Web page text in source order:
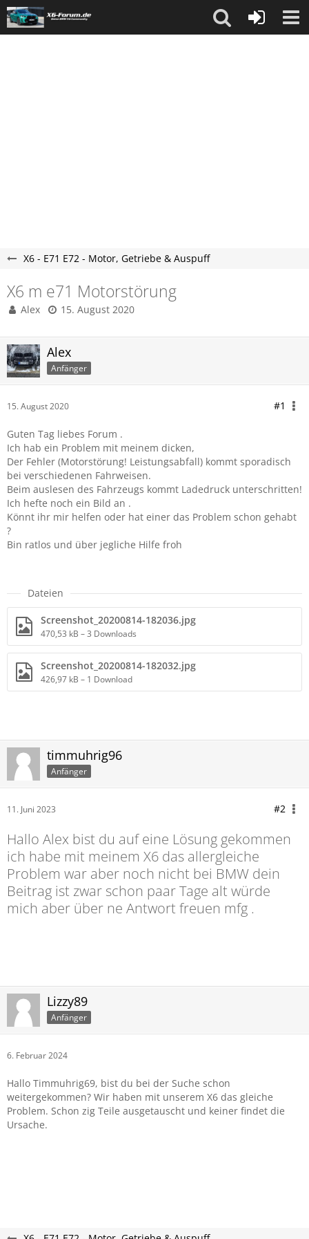
X6 - E71 E72 - Motor, Getriebe & Auspuff
X6 m e71 Motorstörung
Alex 15. August 2020
Alex
Anfänger
15. August 2020 #1
Guten Tag liebes Forum .
Ich hab ein Problem mit meinem dicken,
Der Fehler (Motorstörung! Leistungsabfall) kommt sporadisch
bei verschiedenen Fahrweisen.
Beim auslesen des Fahrzeugs kommt Ladedruck unterschritten!
Ich hefte noch ein Bild an .
Könnt ihr mir helfen oder hat einer das Problem schon gehabt
?
Bin ratlos und über jegliche Hilfe froh
Dateien
Screenshot_20200814-182036.jpg
470,53 kB – 3 Downloads
Screenshot_20200814-182032.jpg
426,97 kB – 1 Download
timmuhrig96
Anfänger
11. Juni 2023 #2
Hallo Alex bist du auf eine Lösung gekommen
ich habe mit meinem X6 das allergleiche
Problem war aber noch nicht bei BMW dein
Beitrag ist zwar schon paar Tage alt würde
mich aber über ne Antwort freuen mfg .
Lizzy89
Anfänger
6. Februar 2024
Hallo Timmuhrig69, bist du bei der Suche schon
weitergekommen? Wir haben mit unserem X6 das gleiche
Problem. Schon zig Teile ausgetauscht und keiner findet die
Ursache.